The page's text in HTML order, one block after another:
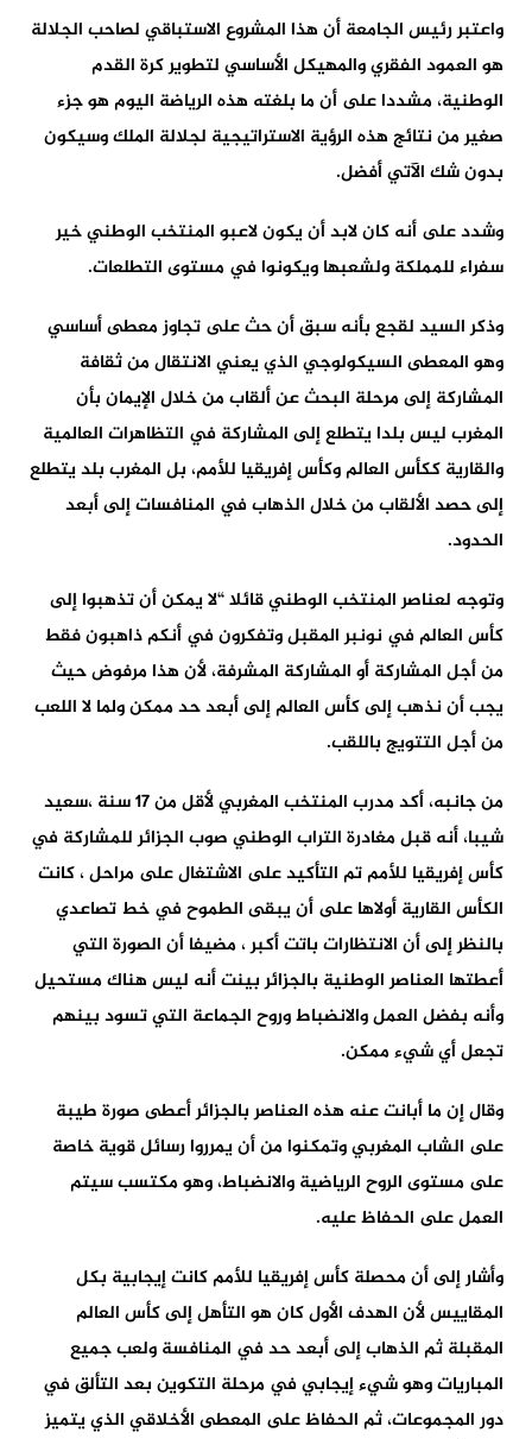
واعتبر رئيس الجامعة أن هذا المشروع الاستباقي لصاحب الجلالة
هو العمود الفقري والمهيكل الأساسي لتطوير كرة القدم
الوطنية، مشددا على أن ما بلغته هذه الرياضة اليوم هو جزء
صغير من نتائج هذه الرؤية الاستراتيجية لجلالة الملك وسيكون
بدون شك الآتي أفضل.
وشدد على أنه كان لابد أن يكون لاعبو المنتخب الوطني خير
سفراء للمملكة ولشعبها ويكونوا في مستوى التطلعات.
وذكر السيد لقجع بأنه سبق أن حث على تجاوز معطى أساسي
وهو المعطى السيكولوجي الذي يعني الانتقال من ثقافة
المشاركة إلى مرحلة البحث عن ألقاب من خلال الإيمان بأن
المغرب ليس بلدا يتطلع إلى المشاركة في التظاهرات العالمية
والقارية ككأس العالم وكأس إفريقيا للأمم، بل المغرب بلد يتطلع
إلى حصد الألقاب من خلال الذهاب في المنافسات إلى أبعد
الحدود.
وتوجه لعناصر المنتخب الوطني قائلا “لا يمكن أن تذهبوا إلى
كأس العالم في نونبر المقبل وتفكرون في أنكم ذاهبون فقط
من أجل المشاركة أو المشاركة المشرفة، لأن هذا مرفوض حيث
يجب أن نذهب إلى كأس العالم إلى أبعد حد ممكن ولما لا اللعب
من أجل التتويج باللقب.
من جانبه، أكد مدرب المنتخب المغربي لأقل من 17 سنة ،سعيد
شيبا، أنه قبل مغادرة التراب الوطني صوب الجزائر للمشاركة في
كأس إفريقيا للأمم تم التأكيد على الاشتغال على مراحل ، كانت
الكأس القارية أولاها على أن يبقى الطموح في خط تصاعدي
بالنظر إلى أن الانتظارات باتت أكبر ، مضيفا أن الصورة التي
أعطتها العناصر الوطنية بالجزائر بينت أنه ليس هناك مستحيل
وأنه بفضل العمل والانضباط وروح الجماعة التي تسود بينهم
تجعل أي شيء ممكن.
وقال إن ما أبانت عنه هذه العناصر بالجزائر أعطى صورة طيبة
على الشاب المغربي وتمكنوا من أن يمرروا رسائل قوية خاصة
على مستوى الروح الرياضية والانضباط، وهو مكتسب سيتم
العمل على الحفاظ عليه.
وأشار إلى أن محصلة كأس إفريقيا للأمم كانت إيجابية بكل
المقاييس لأن الهدف الأول كان هو التأهل إلى كأس العالم
المقبلة ثم الذهاب إلى أبعد حد في المنافسة ولعب جميع
المباريات وهو شيء إيجابي في مرحلة التكوين بعد التألق في
دور المجموعات، ثم الحفاظ على المعطى الأخلاقي الذي يتميز